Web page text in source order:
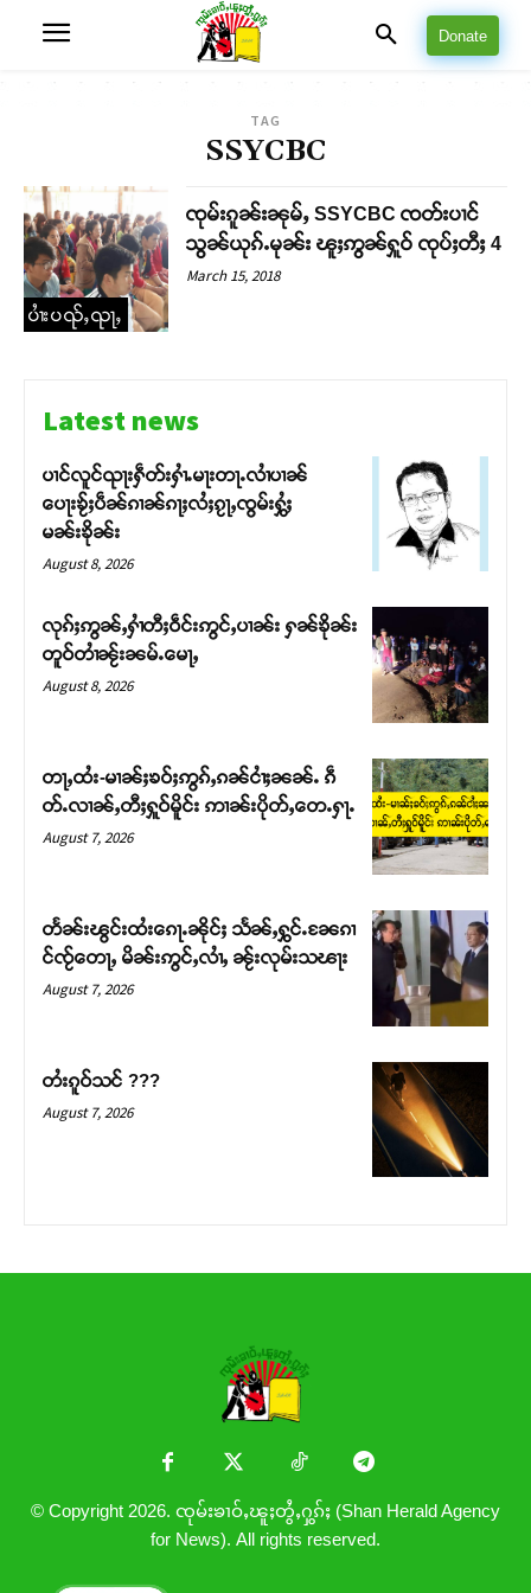
တႃႇႁႂ်ႈသဵင်ၵၢင်ၸႂ်ၵူၼ်းမိူင်း ၵူႈတီႈၵူႈလႅၼ်ပေႃးတေၸွ
တ်ႇ တူဝ်ႈလုမ်ႈၾႃႉၼၼ်ႉ ၶဝ်ႈႁူမ်ႈၵမ်ႉထႅမ် ၸုမ်းၶၢ
ဝ်ႇၽူႈတွႆႇႁွၵ်ႈ လႆႈယူႇၶႃႈဢေႃႈ။
Donate
TAG
SSYCBC
ပၢႆးပၺ်ႇၺႃႇ
ၸုမ်းၵူၼ်းၼုမ်ႇ SSYCBC ၸတ်းပၢင်
သွၼ်ယုၵ်ႉမုၼ်း ၽူႈဢွၼ်ႁူဝ် ၸုပ်ႈတီႈ 4
March 15, 2018
Latest news
ပၢင်လူင်ၺႃးႁဵတ်းႁၢႆႉမႃးတႃႉလၢႆပၢၼ် ​​
ပေႃးၶႂ်ႈပဵၼ်ၵၢၼ်ၵႃႈလႆႈၵႂႃႇၸွမ်းႁွႆႈ
မၼ်းၶိုၼ်း
August 8, 2026
လုၵ်ႈဢွၼ်ႇႁၢႆတီႈဝဵင်းဢွင်ႇပၢၼ်း ႁၼ်ၶိုၼ်း
တူဝ်တၢႆၼႂ်းၼမ်ႉမေႃႇ
August 8, 2026
တႃႇထႆး-မၢၼ်ႈၶဝ်ႈဢွၵ်ႇၵၼ်ငၢႆႈၼၼ်ႉ ၵဵ
တ်ႉလၢၼ်ႇတီႈႁူဝ်မိူင်း ဢၢၼ်းပိုတ်ႇတေႉႁႃႉ
August 7, 2026
တႅၼ်းၽွင်းထႆးၵေႃႉၼိုင်ႈ သႅၼ်ႇႁွင်ႉၼႄၵၢ
င်ၸႂ်တေႃႇ မိၼ်းဢွင်ႇလၢႆႇ ၼႂ်းလုမ်းသၽႃး
August 7, 2026
တႆးၵူဝ်သင် ???
August 7, 2026
© Copyright 2026. ၸုမ်းၶၢဝ်ႇၽူႈတွႆႇႁွၵ်ႈ (Shan Herald Agency
for News). All rights reserved.